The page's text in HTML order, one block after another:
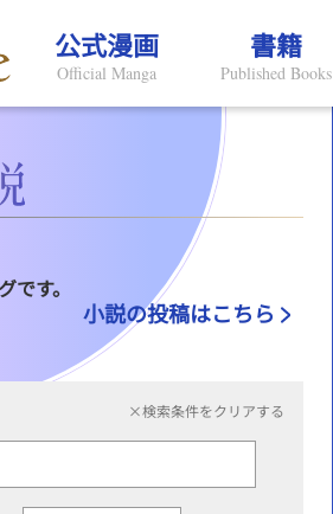
公式漫画
Official Manga
書籍
Published Books
す。
小説の投稿はこちら
×検索条件をクリアする